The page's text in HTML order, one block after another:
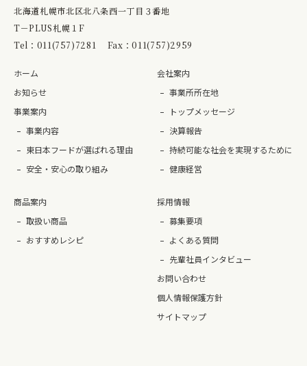
北海道札幌市北区北八条西一丁目３番地
T－PLUS札幌１F
Tel： 011(757)7281 Fax：011(757)2959
ホーム
お知らせ
事業案内
事業内容
東日本フードが選ばれる理由
安全・安心の取り組み
商品案内
取扱い商品
おすすめレシピ
会社案内
事業所所在地
トップメッセージ
決算報告
持続可能な社会を実現するために
健康経営
採用情報
募集要項
よくある質問
先輩社員インタビュー
お問い合わせ
個人情報保護方針
サイトマップ